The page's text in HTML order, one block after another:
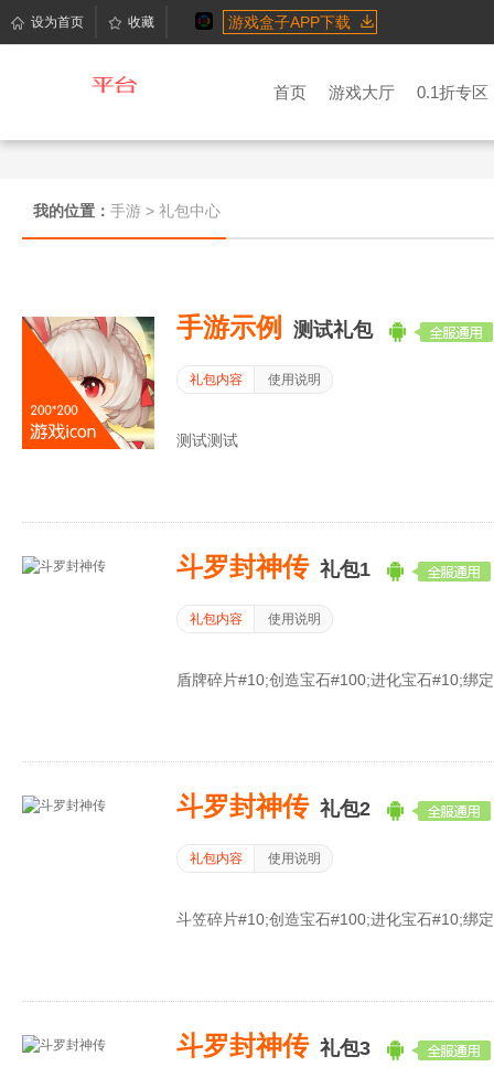
设为首页 收藏 游戏盒子APP下载
首页 游戏大厅 0.1折专区
我的位置： 手游 > 礼包中心
手游示例 测试礼包
礼包内容 使用说明
测试测试
斗罗封神传 礼包1
礼包内容 使用说明
盾牌碎片#10;创造宝石#100;进化宝石#10;绑
斗罗封神传 礼包2
礼包内容 使用说明
斗笠碎片#10;创造宝石#100;进化宝石#10;绑
斗罗封神传 礼包3